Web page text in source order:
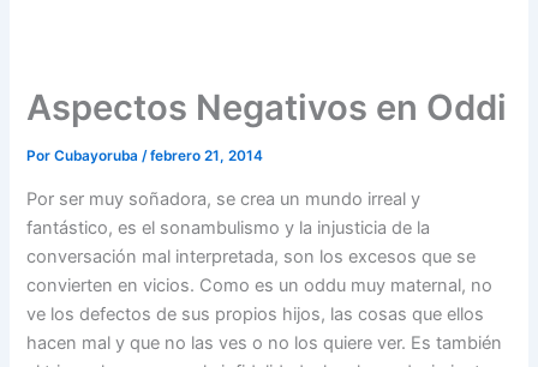
Aspectos Negativos en Oddi
PorCubayoruba/febrero 21, 2014
Por ser muy soñadora, se crea un mundo irreal y
fantástico, es el sonambulismo y la injusticia de la
conversación mal interpretada, son los excesos que se
convierten en vicios. Como es un oddu muy maternal, no
ve los defectos de sus propios hijos, las cosas que ellos
hacen mal y que no las ves o no los quiere ver. Es también